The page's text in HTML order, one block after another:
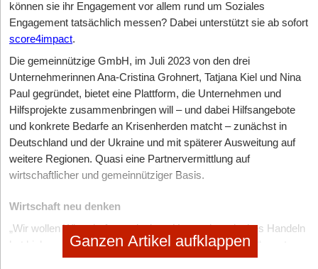
können sie ihr Engagement vor allem rund um Soziales
Engagement tatsächlich messen? Dabei unterstützt sie ab sofort
score4impact.
Die gemeinnützige GmbH, im Juli 2023 von den drei
Unternehmerinnen Ana-Cristina Grohnert, Tatjana Kiel und Nina
Paul gegründet, bietet eine Plattform, die Unternehmen und
Hilfsprojekte zusammenbringen will – und dabei Hilfsangebote
und konkrete Bedarfe an Krisenherden matcht – zunächst in
Deutschland und der Ukraine und mit späterer Ausweitung auf
weitere Regionen. Quasi eine Partnervermittlung auf
wirtschaftlicher und gemeinnütziger Basis.
Wirtschaft neu denken
„Wir wollen Wirtschaft neu denken. Unternehmerisches Handeln
hat bislang allein den Profit in den Vordergrund gestellt“, sagt
Ana-Cristina Grohnert. „Jetzt brauchen wir werteorientiertes
Ganzen Artikel aufklappen